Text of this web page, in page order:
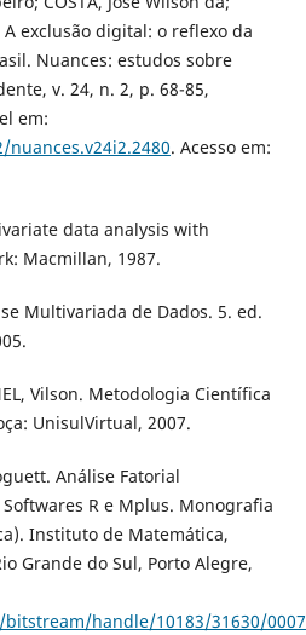
A exclusão digital: o reflexo da
Nuances: estudos sobre
v. 24, n. 2, p. 68-85,
em:
. Acesso em:
data analysis with
Macmillan, 1987.
Multivariada de Dados. 5. ed.
Vilson. Metodologia Científica
UnisulVirtual, 2007.
Análise Fatorial
R e Mplus. Monografia
Instituto de Matemática,
Grande do Sul, Porto Alegre,
handle/10183/31630/